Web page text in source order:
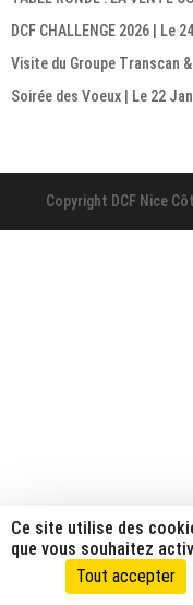
DCF CHALLENGE 2026 | Le
Visite du Groupe Transcan
Soirée des Voeux | Le 22
Copyright DCF Nice
Ce site utilise des
que vous souhaitez
Tout accepter